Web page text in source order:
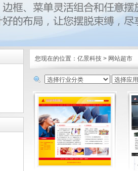
您现在的位置： 亿景科技 > 网站超市